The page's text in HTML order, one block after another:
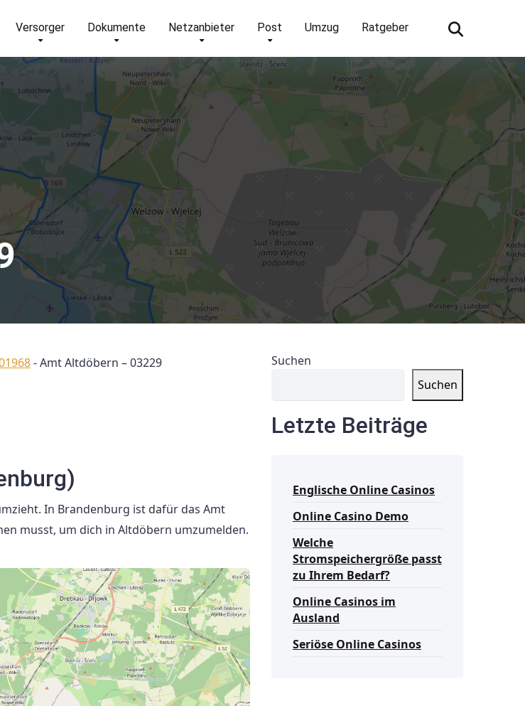
Versorger Dokumente Netzanbieter Post Umzug Ratgeber
-Amt Altdöbern – 03229
In Brandenburg ist dafür das Amt
musst, um dich in Altdöbern umzumelden.
Suchen
Suchen
Letzte Beiträge
Englische Online Casinos
Online Casino Demo
Welche
Stromspeichergröße passt
zu Ihrem Bedarf?
Online Casinos im
Ausland
Seriöse Online Casinos